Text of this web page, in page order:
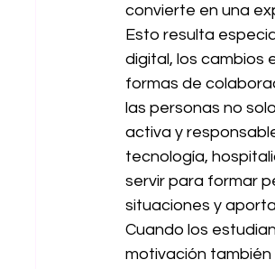
convierte en una
Esto resulta
digital, los cambios
formas de
las personas no
activa y
tecnología,
servir para formar
situaciones y
Cuando los
motivación también